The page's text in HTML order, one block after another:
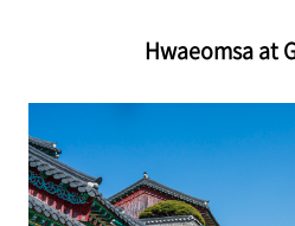
Hwaeomsa at